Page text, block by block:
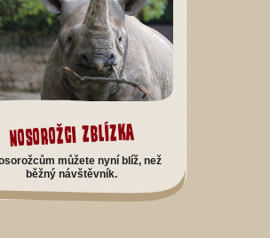
Nosorožci zblízka
můžete nyní blíž, než
běžný návštěvník.